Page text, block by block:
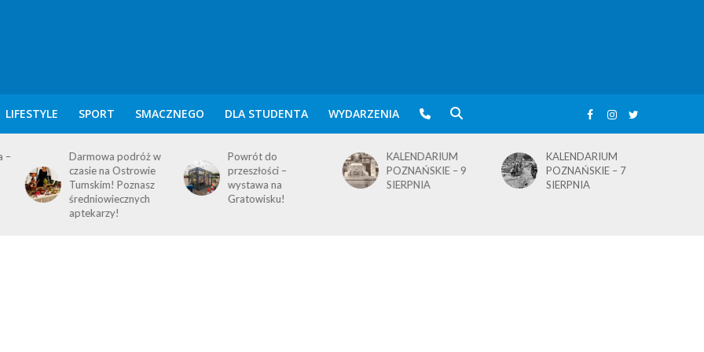
LIFESTYLE SPORT SMACZNEGO DLA STUDENTA WYDARZENIA
Powrót do
przeszłości –
wystawa na
Gratowisku!
KALENDARIUM
POZNAŃSKIE – 9
SIERPNIA
KALENDARIUM
POZNAŃSKIE – 7
SIERPNIA
KALENDARIUM
POZNAŃSKIE – 5
SIERPNIA